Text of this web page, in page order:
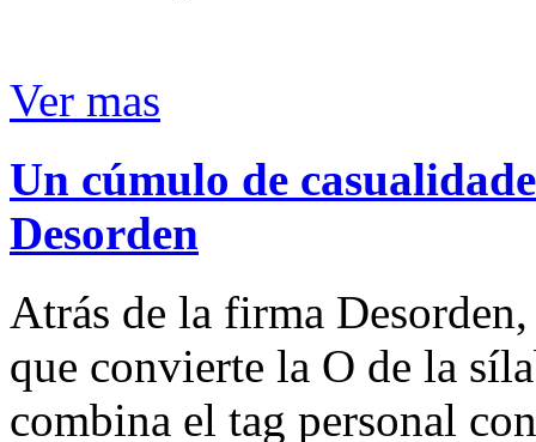
Ver mas
Un cúmulo de
Desorden
Atrás de la firma
que convierte la O de la
combina el tag personal